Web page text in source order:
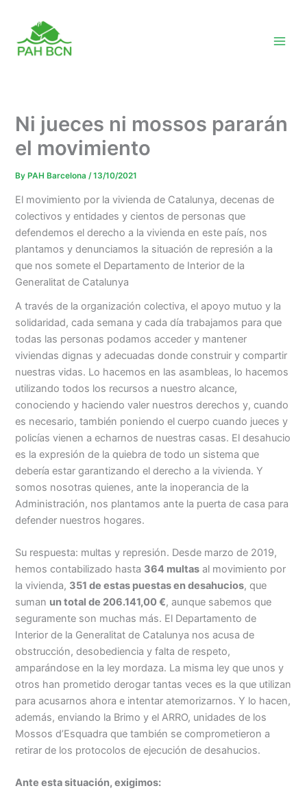
content
Ni jueces ni mossos pararán
el movimiento
By PAH Barcelona/13/10/2021
El movimiento por la vivienda de Catalunya, decenas de
colectivos y entidades y cientos de personas que
defendemos el derecho a la vivienda en este país, nos
plantamos y denunciamos la situación de represión a la
que nos somete el Departamento de Interior de la
Generalitat de Catalunya
A través de la organización colectiva, el apoyo mutuo y la
solidaridad, cada semana y cada día trabajamos para que
todas las personas podamos acceder y mantener
viviendas dignas y adecuadas donde construir y compartir
nuestras vidas. Lo hacemos en las asambleas, lo hacemos
utilizando todos los recursos a nuestro alcance,
conociendo y haciendo valer nuestros derechos y, cuando
es necesario, también poniendo el cuerpo cuando jueces y
policías vienen a echarnos de nuestras casas. El desahucio
es la expresión de la quiebra de todo un sistema que
debería estar garantizando el derecho a la vivienda. Y
somos nosotras quienes, ante la inoperancia de la
Administración, nos plantamos ante la puerta de casa para
defender nuestros hogares.
Su respuesta: multas y represión. Desde marzo de 2019,
hemos contabilizado hasta 364 multas al movimiento por
la vivienda, 351 de estas puestas en desahucios, que
suman un total de 206.141,00 €, aunque sabemos que
seguramente son muchas más. El Departamento de
Interior de la Generalitat de Catalunya nos acusa de
obstrucción, desobediencia y falta de respeto,
amparándose en la ley mordaza. La misma ley que unos y
otros han prometido derogar tantas veces es la que utilizan
para acusarnos ahora e intentar atemorizarnos. Y lo hacen,
además, enviando la Brimo y el ARRO, unidades de los
Mossos d’Esquadra que también se comprometieron a
retirar de los protocolos de ejecución de desahucios.
Ante esta situación, exigimos: